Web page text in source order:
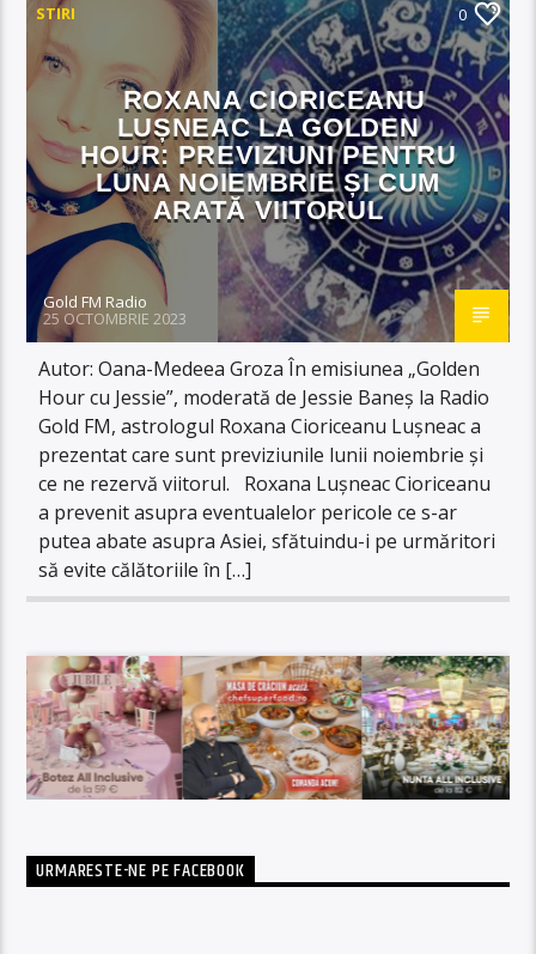
STIRI 0
ROXANA CIORICEANU
LUȘNEAC LA GOLDEN
HOUR: PREVIZIUNI PENTRU
LUNA NOIEMBRIE ȘI CUM
ARATĂ VIITORUL
Gold FM Radio
25 OCTOMBRIE 2023
Autor: Oana-Medeea Groza În emisiunea „Golden
Hour cu Jessie”, moderată de Jessie Baneș la Radio
Gold FM, astrologul Roxana Cioriceanu Lușneac a
prezentat care sunt previziunile lunii noiembrie și
ce ne rezervă viitorul. Roxana Lușneac Cioriceanu
a prevenit asupra eventualelor pericole ce s-ar
putea abate asupra Asiei, sfătuindu-i pe urmăritori
să evite călătoriile în […]
URMARESTE-NE PE FACEBOOK